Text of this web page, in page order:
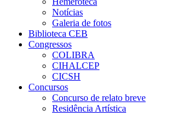
Notícias
Galeria de fotos
Biblioteca CEB
Congressos
COLIBRA
CIHALCEP
CICSH
Concursos
Concurso de relato breve
Residência Artística